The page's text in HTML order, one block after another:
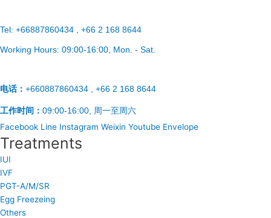
Tel: +66887860434 , +66 2 168 8644
Working Hours: 09:00-16:00 , Mon. - Sat.
电话： +660887860434 , +66 2 168 8644
工作时间： 09:00-16:00, 周一至周六
Facebook Line Instagram Weixin Youtube Envelope
Treatments
IUI
IVF
PGT-A/M/SR
Egg Freezeing
Others